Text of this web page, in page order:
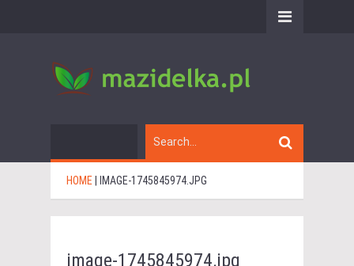
HOME IMAGE-1745845974.JPG
image-1745845974.jpg